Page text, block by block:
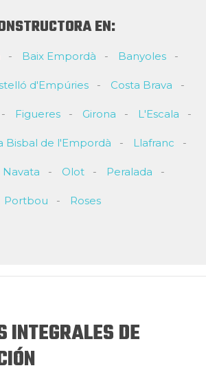
EN:
Baix Empordà Banyoles
d'Empúries Costa Brava
Figueres Girona L'Escala
Bisbal de l'Empordà Llafranc
Navata Olot Peralada
Portbou Roses
INTEGRALES DE